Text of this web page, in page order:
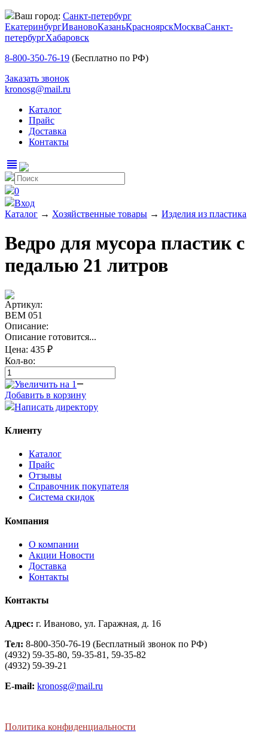
Ваш город: Санкт-петербург
ЕкатеринбургИвановоКазаньКрасноярскМоскваСанкт-
петербургХабаровск
8-800-350-76-19 (Бесплатно по РФ)
Заказать звонок
kronosg@mail.ru
Каталог
Прайс
Доставка
Контакты
view_headline
0
Вход
Каталог → Хозяйственные товары → Изделия из пластика
Ведро для мусора пластик с
педалью 21 литров
Артикул:
ВЕМ 051
Описание:
Описание готовится...
Цена: 435 ₽
Кол-во:
Добавить в корзину
Написать директору
Клиенту
Каталог
Прайс
Отзывы
Справочник покупателя
Система скидок
Компания
О компании
Aкции Новости
Доставка
Контакты
Контакты
Адрес: г. Иваново, ул. Гаражная, д. 16
Тел: 8-800-350-76-19 (Бесплатный звонок по РФ)
(4932) 59-35-80, 59-35-81, 59-35-82
(4932) 59-39-21
E-mail: kronosg@mail.ru
Политика конфиденциальности